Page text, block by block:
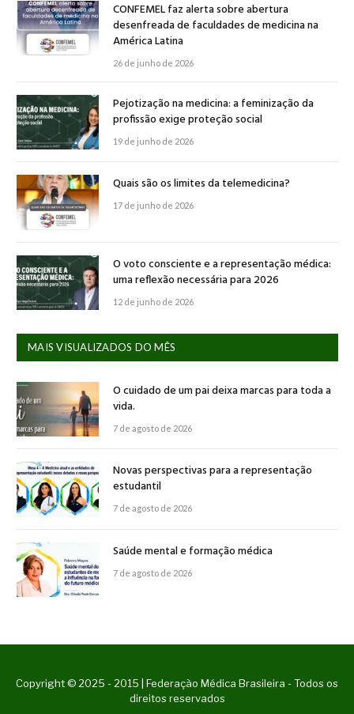
CONFEMEL faz alerta sobre abertura
desenfreada de faculdades de medicina na
América Latina
26 de junho de 2026
Pejotização na medicina: a feminização da
profissão exige proteção social
19 de junho de 2026
Quais são os limites da telemedicina?
17 de junho de 2026
O voto consciente e a representação médica:
uma reflexão necessária para 2026
12 de junho de 2026
MAIS VISUALIZADOS DO MÊS
O cuidado de um pai deixa marcas para toda a
vida.
7 de agosto de 2026
Novas perspectivas para a representação
estudantil
7 de agosto de 2026
Saúde mental e formação médica
7 de agosto de 2026
Copyright © 2025 - 2015 | Federação Médica Brasileira - Todos os
direitos reservados